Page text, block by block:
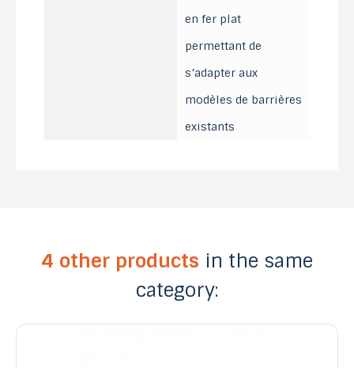
en fer plat
permettant de
s’adapter aux
modèles de barrières
existants
4 other products in the same
category: